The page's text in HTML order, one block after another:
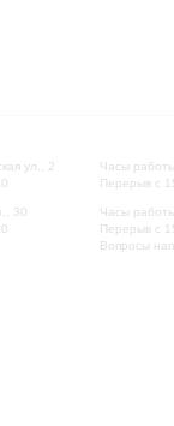
ул., 2
30
Часы
Перерыв с
Часы
Перерыв с
Вопросы